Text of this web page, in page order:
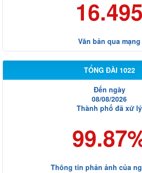
16.495
Văn bản qua mạng
TỔNG ĐÀI 1022
Đến ngày
08/08/2026
Thành phố đã xử lý
Thông tin phản ảnh của